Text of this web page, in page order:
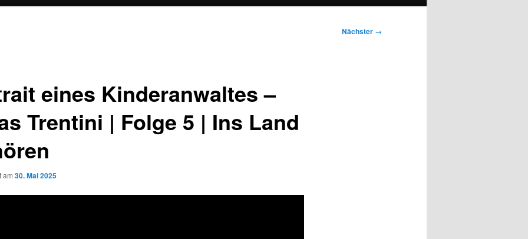
Nächster →
eines Kinderanwaltes –
Trentini | Folge 5 | Ins Land
am 30. Mai 2025